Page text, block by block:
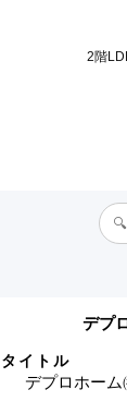
2階
デプ
タイトル
デプロホー